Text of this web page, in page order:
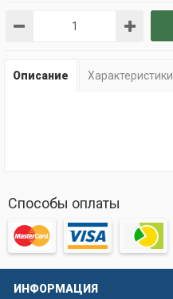
Описание Характеристики
Способы оплаты
ИНФОРМАЦИЯ